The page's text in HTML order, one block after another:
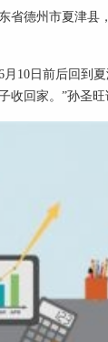
省德州市夏津县
10日前后回到
收回家。”孙圣旺